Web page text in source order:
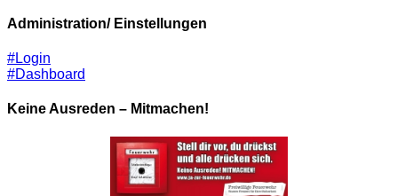
Administration/ Einstellungen
#Login
#Dashboard
Keine Ausreden – Mitmachen!